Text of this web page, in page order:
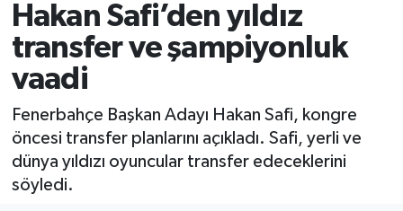
Hakan Safi’den yıldız
transfer ve şampiyonluk
vaadi
Fenerbahçe Başkan Adayı Hakan Safi, kongre
öncesi transfer planlarını açıkladı. Safi, yerli ve
dünya yıldızı oyuncular transfer edeceklerini
söyledi.
Genel
Güncel
Güvenlik
Kültür Sanat
Tüm Manşetler
Son Dakika Haberleri
Haber Arşivi